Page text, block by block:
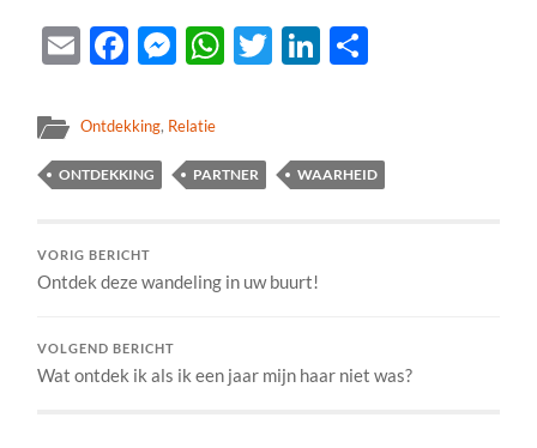
EmailFacebook
Messenger
WhatsApp
TwitterLinkedIn
Ontdekking, Relatie
ONTDEKKING PARTNER WAARHEID
VORIG BERICHT
Ontdek deze wandeling in uw buurt!
VOLGEND BERICHT
Wat ontdek ik als ik een jaar mijn haar niet was?